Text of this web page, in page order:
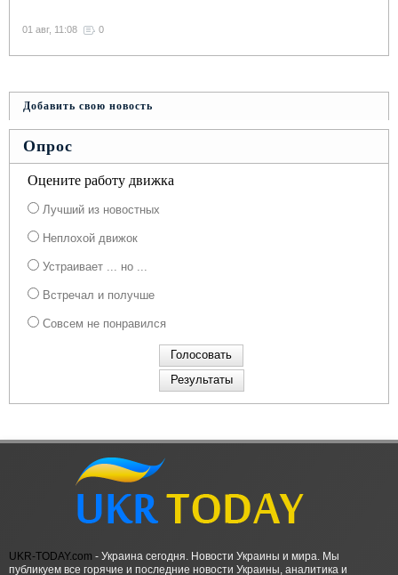
01 авг, 11:08 0
Добавить свою новость
Опрос
Оцените работу движка
Лучший из новостных
Неплохой движок
Устраивает ... но ...
Встречал и получше
Совсем не понравился
UKR-TODAY.com - Украина сегодня. Новости Украины и мира. Мы
публикуем все горячие и последние новости Украины, аналитика и